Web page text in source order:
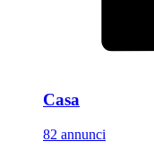
Casa
82 annunci